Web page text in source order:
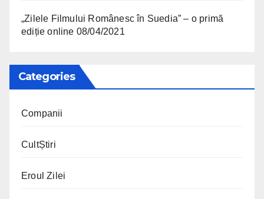
„Zilele Filmului Românesc în Suedia” – o primă
ediție online 08/04/2021
Categories
Companii
CultȘtiri
Eroul Zilei